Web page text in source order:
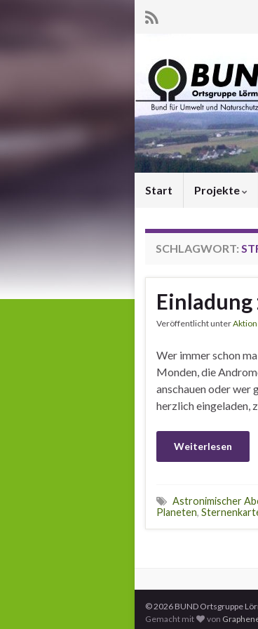
Start Projekte
SCHLAGWORT:
Veröffentlicht unter
Wer immer schon
Monden, die
anschauen oder wer
herzlich eingeladen,
Weiterlesen
Astronimischer
Planeten,
© 2026 BUND Ortsgruppe
Gemacht mit
von